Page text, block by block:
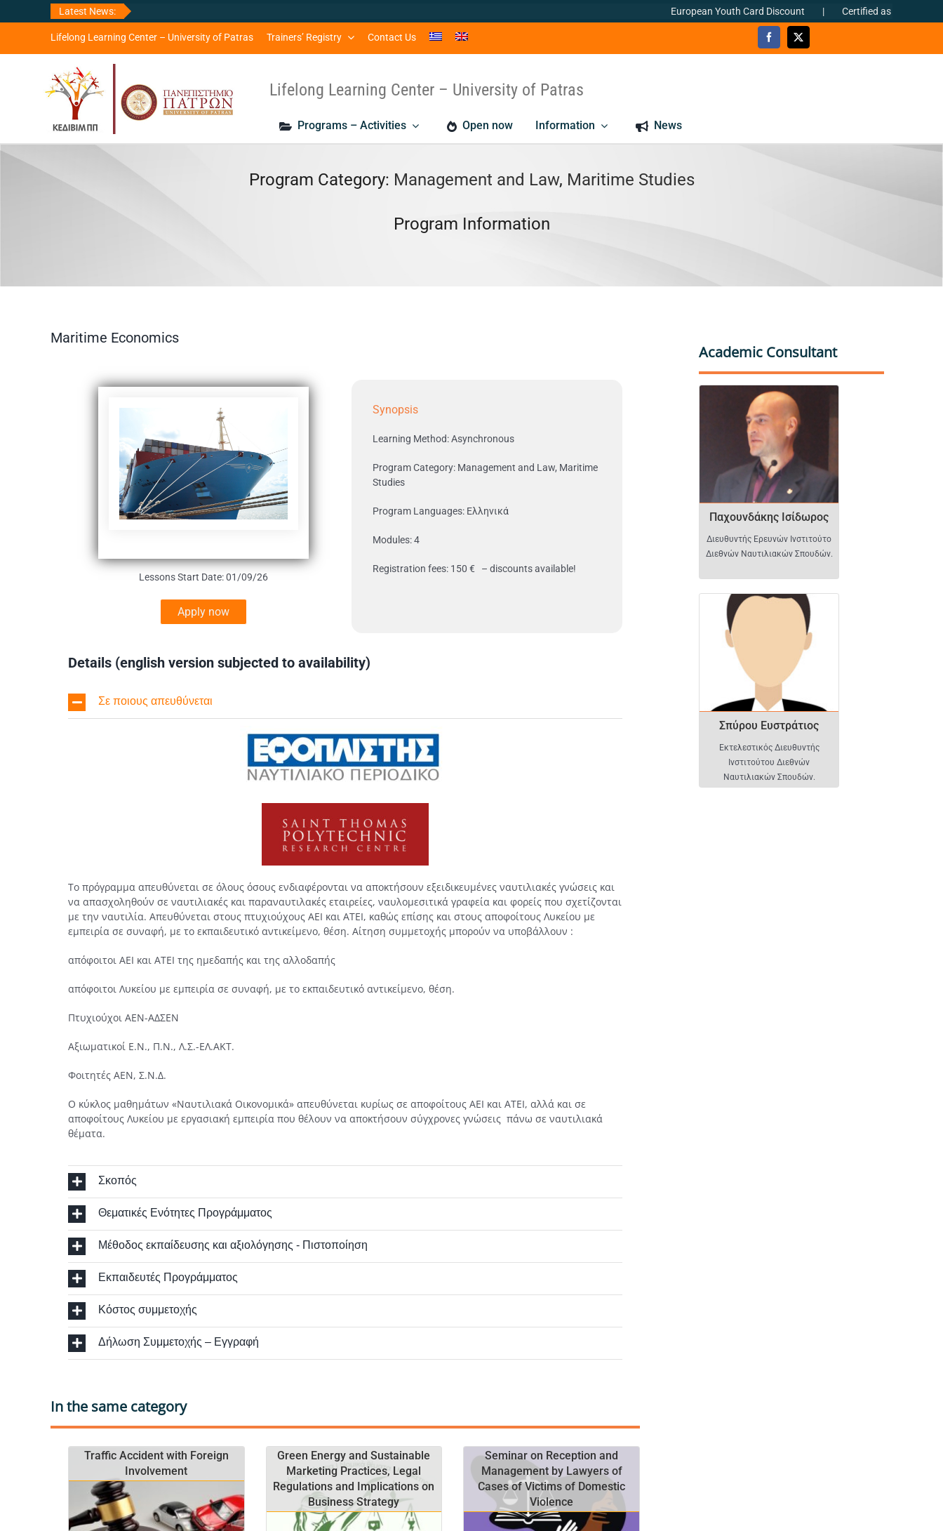
to
Latest News: European Youth Card Discount | Certified as per ΕΝ ISO
Lifelong Learning Center – University of Patras Trainers’ Registry Contact Us
Lifelong Learning Center – University of Patras
Programs – Activities Open now Information News
Program Category: Management and Law, Maritime Studies
Program Information
Maritime Economics
Lessons Start Date: 01/09/26
Apply now
Synopsis
Learning Method: Asynchronous
Program Category: Management and Law, Maritime
Studies
Program Languages: Ελληνικά
Modules: 4
Registration fees: 150 € – discounts available!
Details (english version subjected to availability)
Σε ποιους απευθύνεται
Το πρόγραμμα απευθύνεται σε όλους όσους ενδιαφέρονται να αποκτήσουν εξειδικευμένες ναυτιλιακές γνώσεις και
να απασχοληθούν σε ναυτιλιακές και παραναυτιλακές εταιρείες, ναυλομεσιτικά γραφεία και φορείς που σχετίζονται
με την ναυτιλία. Απευθύνεται στους πτυχιούχους ΑΕΙ και ΑΤΕΙ, καθώς επίσης και στους αποφοίτους Λυκείου με
εμπειρία σε συναφή, με το εκπαιδευτικό αντικείμενο, θέση. Αίτηση συμμετοχής μπορούν να υποβάλλουν :
απόφοιτοι ΑΕΙ και ΑΤΕΙ της ημεδαπής και της αλλοδαπής
απόφοιτοι Λυκείου με εμπειρία σε συναφή, με το εκπαιδευτικό αντικείμενο, θέση.
Πτυχιούχοι ΑΕΝ-ΑΔΣΕΝ
Αξιωματικοί Ε.Ν., Π.Ν., Λ.Σ.-ΕΛ.ΑΚΤ.
Φοιτητές ΑΕΝ, Σ.Ν.Δ.
Ο κύκλος μαθημάτων «Ναυτιλιακά Οικονομικά» απευθύνεται κυρίως σε αποφοίτους ΑΕΙ και ΑΤΕΙ, αλλά και σε
αποφοίτους Λυκείου με εργασιακή εμπειρία που θέλουν να αποκτήσουν σύγχρονες γνώσεις πάνω σε ναυτιλιακά
θέματα.
Σκοπός
Θεματικές Ενότητες Προγράμματος
Μέθοδος εκπαίδευσης και αξιολόγησης - Πιστοποίηση
Εκπαιδευτές Προγράμματος
Κόστος συμμετοχής
Δήλωση Συμμετοχής – Εγγραφή
In the same category
Traffic Accident with Foreign
Involvement
Green Energy and Sustainable
Marketing Practices, Legal
Regulations and Implications on
Business Strategy
Seminar on Reception and
Management by Lawyers of
Cases of Victims of Domestic
Violence
Academic Consultant
Παχουνδάκης Ισίδωρος
Διευθυντής Ερευνών Ινστιτούτο
Διεθνών Ναυτιλιακών Σπουδών.
Σπύρου Ευστράτιος
Εκτελεστικός Διευθυντής
Ινστιτούτου Διεθνών
Ναυτιλιακών Σπουδών.